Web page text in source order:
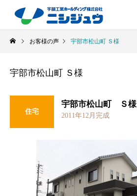
お客様の声 宇部市松山町 Ｓ様
宇部市松山町 Ｓ様
住宅
宇部市松山町 Ｓ様
2011年12月完成